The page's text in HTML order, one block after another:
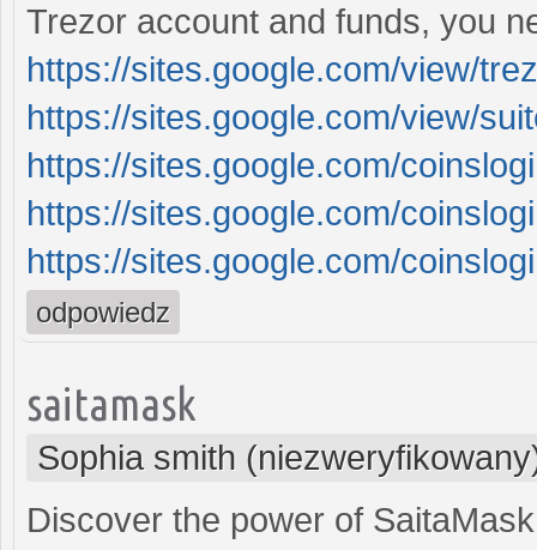
Trezor account and funds, you
https://sites.google.com/view/
https://sites.google.com/view/
https://sites.google.com/
https://sites.google.com/
https://sites.google.com/
odpowiedz
saitamask
Sophia smith
Discover the power of